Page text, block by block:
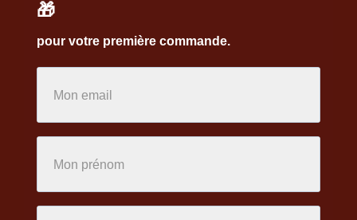
🎁
pour votre première commande.